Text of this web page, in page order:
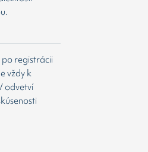
registrácii
vždy k
odvetví